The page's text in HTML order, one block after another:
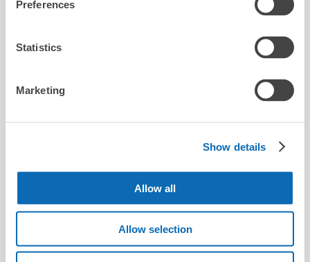
Preferences
Statistics
Marketing
Show details
Allow all
Allow selection
Jutchogawa
行李箱尺寸:3 手提包尺寸:3